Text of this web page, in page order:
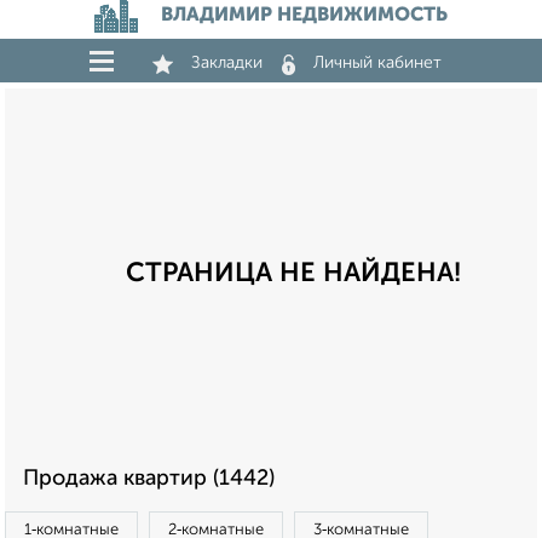
ВЛАДИМИР НЕДВИЖИМОСТЬ
Закладки Личный кабинет
СТРАНИЦА НЕ НАЙДЕНА!
Продажа квартир (1442)
1‑комнатные 2‑комнатные 3‑комнатные